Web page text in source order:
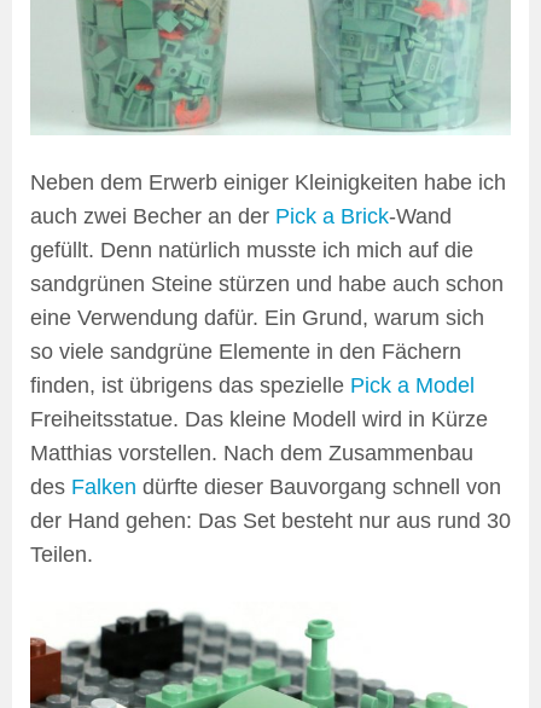
Neben dem Erwerb einiger Kleinigkeiten habe ich
auch zwei Becher an der Pick a Brick-Wand
gefüllt. Denn natürlich musste ich mich auf die
sandgrünen Steine stürzen und habe auch schon
eine Verwendung dafür. Ein Grund, warum sich
so viele sandgrüne Elemente in den Fächern
finden, ist übrigens das spezielle Pick a Model
Freiheitsstatue. Das kleine Modell wird in Kürze
Matthias vorstellen. Nach dem Zusammenbau
des Falken dürfte dieser Bauvorgang schnell von
der Hand gehen: Das Set besteht nur aus rund 30
Teilen.